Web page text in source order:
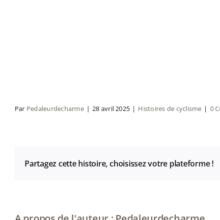
Par Pedaleurdecharme | 28 avril 2025 | Histoires de cyclisme | 0
Partagez cette histoire, choisissez votre plateforme !